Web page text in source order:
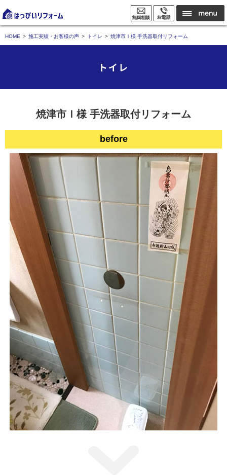
HOME 施工実績・お客様の声 トイレ 焼津市Ｉ様 手洗器取付リフォーム
トイレ
焼津市Ｉ様 手洗器取付リフォーム
before